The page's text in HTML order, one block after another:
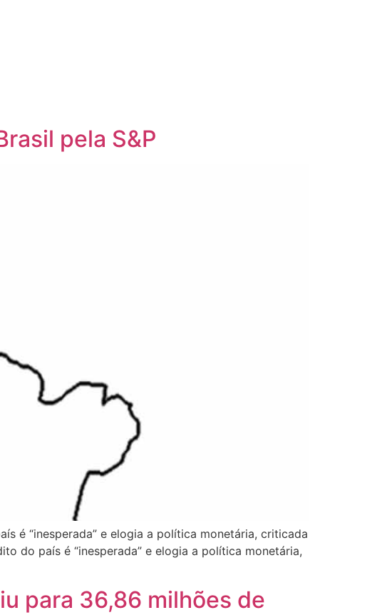
pela S&P
é “inesperada” e elogia a política monetária, criticada
do país é “inesperada” e elogia a política monetária,
para 36,86 milhões de